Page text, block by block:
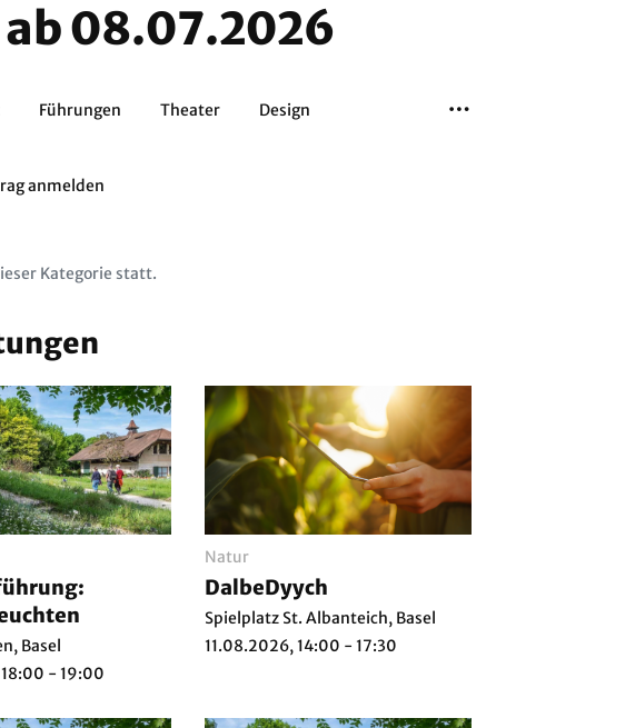
08.07.2026
Führungen Theater Design
anmelden
Kategorie statt.
Basel
- 19:00
Natur
DalbeDyych
Spielplatz St. Albanteich, Basel
11.08.2026, 14:00 - 17:30